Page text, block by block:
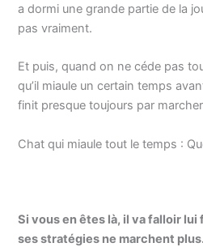
a dormi une grande partie de la
pas vraiment.
Et puis, quand on ne céde pas
qu’il miaule un certain temps
finit presque toujours par
Chat qui miaule tout le temps :
Si vous en êtes là, il va falloir
ses stratégies ne marchent